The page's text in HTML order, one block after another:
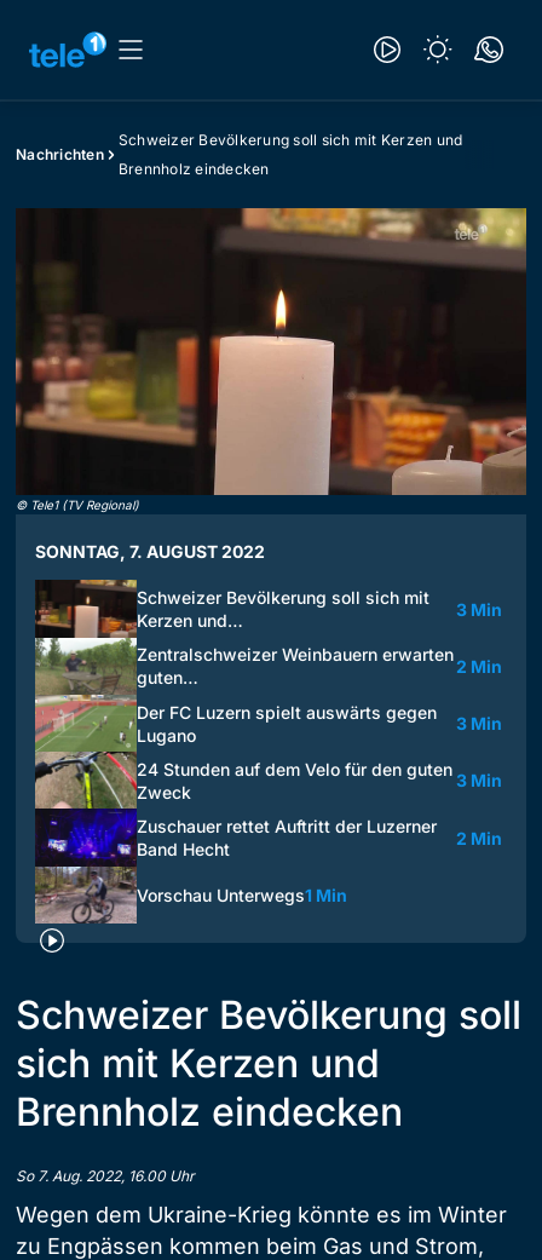
Nachrichten
Schweizer Bevölkerung soll sich mit Kerzen und
Brennholz eindecken
© Tele1 (TV Regional)
SONNTAG, 7. AUGUST 2022
Schweizer Bevölkerung soll sich mit
Kerzen und…
3 Min
Zentralschweizer Weinbauern erwarten
guten…
2 Min
Der FC Luzern spielt auswärts gegen
Lugano
3 Min
24 Stunden auf dem Velo für den guten
Zweck
3 Min
Zuschauer rettet Auftritt der Luzerner
Band Hecht
2 Min
Vorschau Unterwegs1 Min
Schweizer Bevölkerung soll
sich mit Kerzen und
Brennholz eindecken
So 7. Aug. 2022, 16.00 Uhr
Wegen dem Ukraine-Krieg könnte es im Winter
zu Engpässen kommen beim Gas und Strom,